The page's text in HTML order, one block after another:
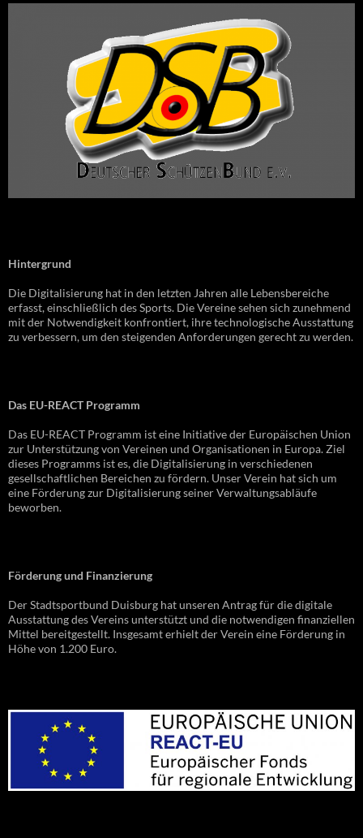
Hintergrund
Die Digitalisierung hat in den letzten Jahren alle Lebensbereiche
erfasst, einschließlich des Sports. Die Vereine sehen sich zunehmend
mit der Notwendigkeit konfrontiert, ihre technologische Ausstattung
zu verbessern, um den steigenden Anforderungen gerecht zu werden.
Das EU-REACT Programm
Das EU-REACT Programm ist eine Initiative der Europäischen Union
zur Unterstützung von Vereinen und Organisationen in Europa. Ziel
dieses Programms ist es, die Digitalisierung in verschiedenen
gesellschaftlichen Bereichen zu fördern. Unser Verein hat sich um
eine Förderung zur Digitalisierung seiner Verwaltungsabläufe
beworben.
Förderung und Finanzierung
Der Stadtsportbund Duisburg hat unseren Antrag für die digitale
Ausstattung des Vereins unterstützt und die notwendigen finanziellen
Mittel bereitgestellt. Insgesamt erhielt der Verein eine Förderung in
Höhe von 1.200 Euro.